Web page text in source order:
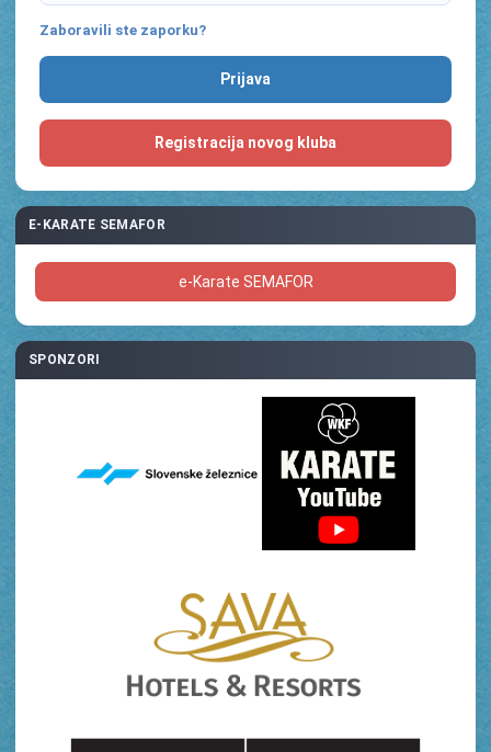
Zaboravili ste zaporku?
Registracija novog kluba
E-KARATE SEMAFOR
e-Karate SEMAFOR
SPONZORI